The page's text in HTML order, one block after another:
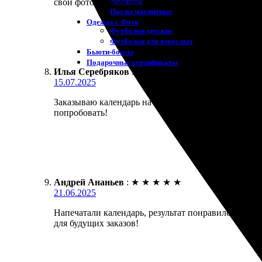
Пазлы магнитные
Одежда с Фото
Футболки детские
Футболки для взрослых
Бьюти-боксы
Подарочные сертификаты
свои фото в таком виде! Определенно рекомендую,
Илья Серебряков :
15.07.2025
Заказываю календарь на год. Оформление
попробовать!
Андрей Ананьев : ★ ★ ★ ★ ★
21.06.2025
Напечатали календарь, результат понравился!
для будущих заказов!